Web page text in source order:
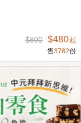
$800 $480起
售3782份